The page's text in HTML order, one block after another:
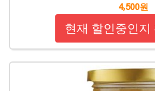
4,500원
현재 할인중인지